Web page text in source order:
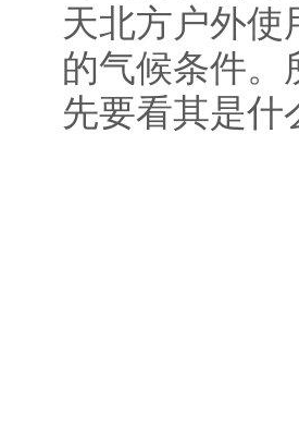
天北方户外使
的气候条件。
先要看其是什